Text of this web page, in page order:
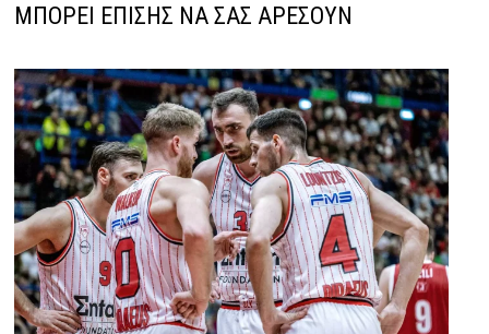
ΜΠΟΡΕΙ ΕΠΙΣΗΣ ΝΑ ΣΑΣ ΑΡΕΣΟΥΝ